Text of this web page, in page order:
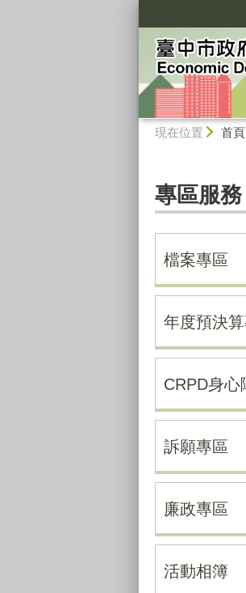
現在位置 首頁
專區服務
檔案專區
年度預決
CRPD身心
訴願專區
廉政專區
活動相簿